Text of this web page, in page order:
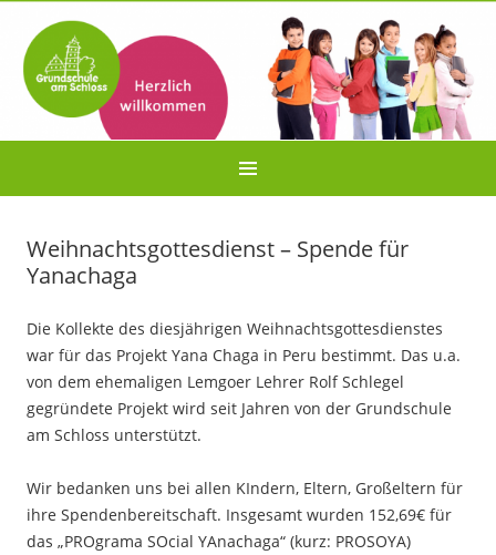
Weihnachtsgottesdienst – Spende für
Yanachaga
Die Kollekte des diesjährigen Weihnachtsgottesdienstes
war für das Projekt Yana Chaga in Peru bestimmt. Das u.a.
von dem ehemaligen Lemgoer Lehrer Rolf Schlegel
gegründete Projekt wird seit Jahren von der Grundschule
am Schloss unterstützt.
Wir bedanken uns bei allen KIndern, Eltern, Großeltern für
ihre Spendenbereitschaft. Insgesamt wurden 152,69€ für
das „PROgrama SOcial YAnachaga“ (kurz: PROSOYA)